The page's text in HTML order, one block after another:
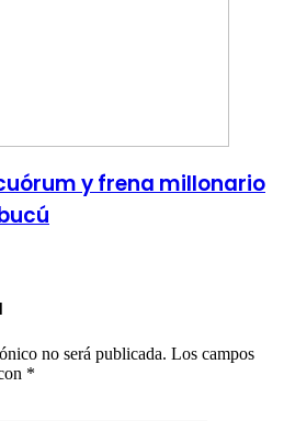
y frena millonario
no será publicada. Los campos
*